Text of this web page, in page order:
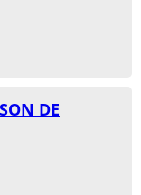
DE